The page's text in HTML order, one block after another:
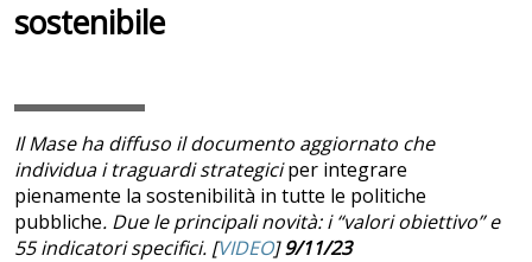
sostenibile
Il Mase ha diffuso il documento aggiornato che
individua i traguardi strategiciper integrare
pienamente la sostenibilità in tutte le politiche
pubbliche. Due le principali novità: i “valori obiettivo” e
55 indicatori specifici. [VIDEO]9/11/23